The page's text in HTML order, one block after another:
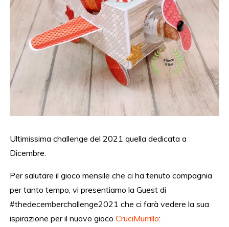
Ultimissima challenge del 2021 quella dedicata a
Dicembre.
Per salutare il gioco mensile che ci ha tenuto compagnia
per tanto tempo, vi presentiamo la Guest di
#thedecemberchallenge2021 che ci farà vedere la sua
ispirazione per il nuovo giocoCruciMurrillo: